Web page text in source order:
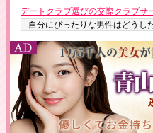
デートクラブ選びの交際クラブサ
自分にぴったりな男性はどうし
＼業界最高水準
▶男性用公式